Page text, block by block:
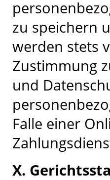
zu speichern
werden stets
Zustimmung
und
Falle einer
X.